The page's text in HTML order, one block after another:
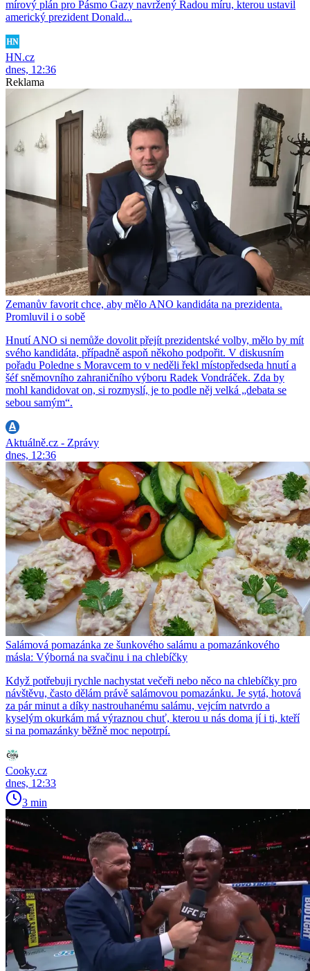
mírový plán pro Pásmo Gazy navržený Radou míru, kterou ustavil
americký prezident Donald...
HN.cz
dnes, 12:36
Reklama
Zemanův favorit chce, aby mělo ANO kandidáta na prezidenta.
Promluvil i o sobě
Hnutí ANO si nemůže dovolit přejít prezidentské volby, mělo by mít
svého kandidáta, případně aspoň někoho podpořit. V diskusním
pořadu Poledne s Moravcem to v neděli řekl místopředseda hnutí a
šéf sněmovního zahraničního výboru Radek Vondráček. Zda by
mohl kandidovat on, si rozmyslí, je to podle něj velká „debata se
sebou samým“.
Aktuálně.cz - Zprávy
dnes, 12:36
Salámová pomazánka ze šunkového salámu a pomazánkového
másla: Výborná na svačinu i na chlebíčky
Když potřebuji rychle nachystat večeři nebo něco na chlebíčky pro
návštěvu, často dělám právě salámovou pomazánku. Je sytá, hotová
za pár minut a díky nastrouhanému salámu, vejcím natvrdo a
kyselým okurkám má výraznou chuť, kterou u nás doma jí i ti, kteří
si na pomazánky běžně moc nepotrpí.
Cooky.cz
dnes, 12:33
3 min